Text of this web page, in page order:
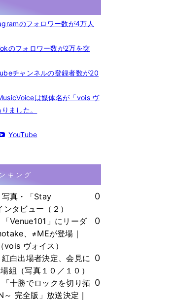
のフォロワー数が4万人
のフォロワー数が2万を突
チャンネルの登録者数が20
は媒体名が「vois ヴ
ました。
YouTube
キング
写真・「Stay
タビュー（２）
0
「Venue101」にリーダ
、≠MEが登場｜
ヴォイス）
0
紅白出場者決定、会見に
組（写真１０／１０）
0
「十勝でロックを切り拓
完全版」放送決定｜
0